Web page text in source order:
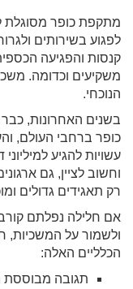
מתקפת כופר מסוגלת
לפגוע בשירותים
קנסות והפגיעה
משקיעים וכדומה.
הנוכחי.
בשנים האחרונות,
כופר ברחבי העולם,
עשויות להגיע
וחשוב לציין, גם
רק תאגידים גדולים
אם חלילה נפלתם
ולשמור על המשכיות,
הכלליים האלה:
תגובה מבוססת